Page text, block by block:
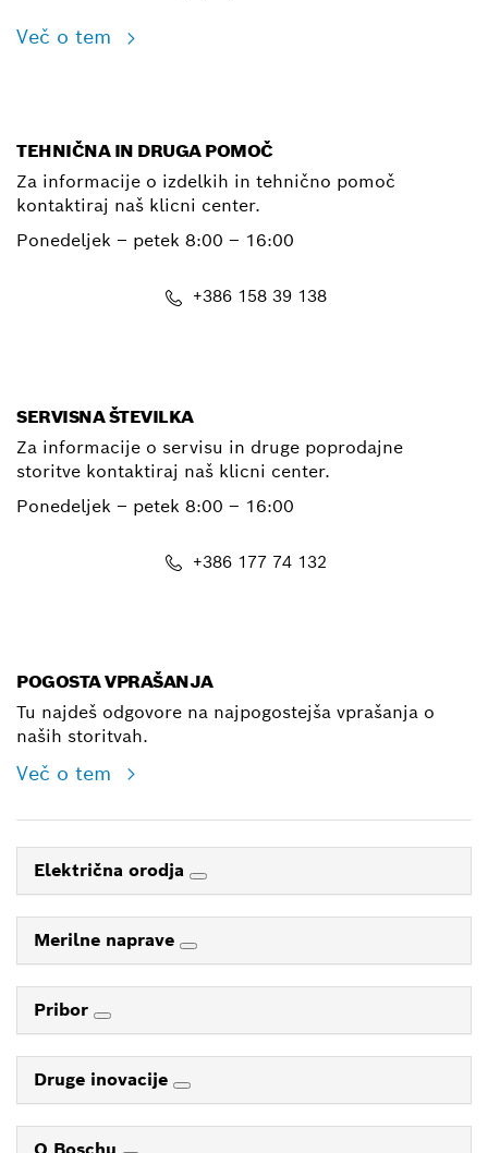
Več o tem
TEHNIČNA IN DRUGA POMOČ
Za informacije o izdelkih in tehnično pomoč
kontaktiraj naš klicni center.
Ponedeljek – petek 8:00 – 16:00
+386 158 39 138
SERVISNA ŠTEVILKA
Za informacije o servisu in druge poprodajne
storitve kontaktiraj naš klicni center.
Ponedeljek – petek 8:00 – 16:00
+386 177 74 132
POGOSTA VPRAŠANJA
Tu najdeš odgovore na najpogostejša vprašanja o
naših storitvah.
Več o tem
Električna orodja
Merilne naprave
Pribor
Druge inovacije